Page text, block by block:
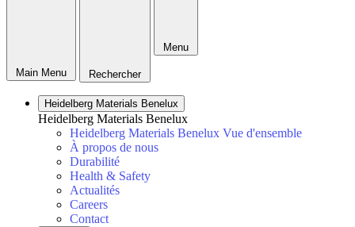
Main Menu Rechercher
Menu
Heidelberg Materials Benelux
Heidelberg Materials Benelux
Heidelberg Materials Benelux Vue d'ensemble
À propos de nous
Durabilité
Health & Safety
Actualités
Careers
Contact